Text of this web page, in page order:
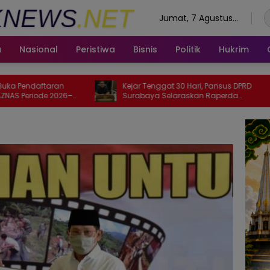
Jumat, 7 Agustus
Nasional Peristiwa Bisnis Politik Hukrim
Kejar Tenggat 30 Hari, Pansus DPRD
Surabaya Selaraskan Raperda
Kampung Cerdas dan Kampung
KTA